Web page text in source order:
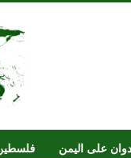
على اليمن